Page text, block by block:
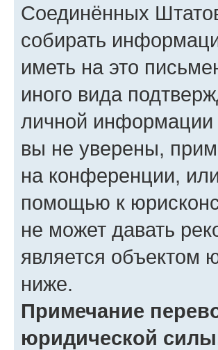
Соединённых
собирать
иметь на это
иного вида
личной информации
вы не уверены,
на конференции,
помощью к
не может давать
является объектом
ниже.
Примечание
юридической